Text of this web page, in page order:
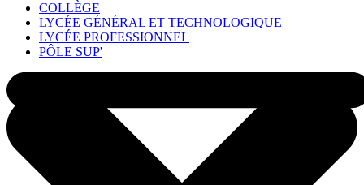
COLLÈGE
LYCÉE GÉNÉRAL ET TECHNOLOGIQUE
LYCÉE PROFESSIONNEL
PÔLE SUP'